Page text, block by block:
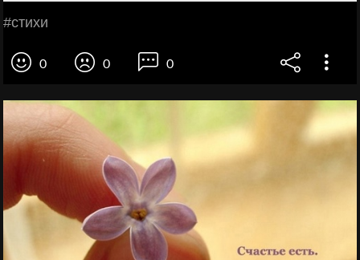
#стихи
0 0 0